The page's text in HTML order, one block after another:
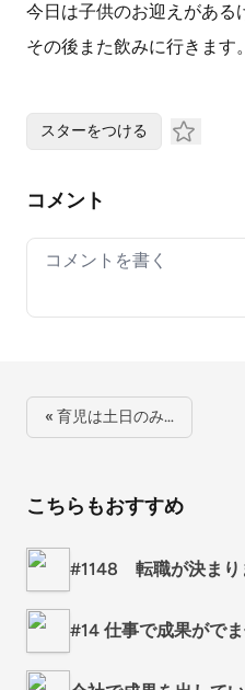
今日は子供のお迎えがある
その後また飲みに行きます。
スターをつける
コメント
Your comment
« 育児は土日のみ…
こちらもおすすめ
#1148 転職が決まり
#14 仕事で成果がで